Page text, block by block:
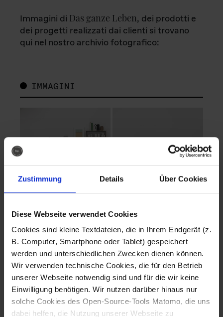
Zustimmung Details Über Cookies
Diese Webseite verwendet Cookies
Cookies sind kleine Textdateien, die in Ihrem Endgerät (z.
B. Computer, Smartphone oder Tablet) gespeichert
werden und unterschiedlichen Zwecken dienen können.
Wir verwenden technische Cookies, die für den Betrieb
unserer Webseite notwendig sind und für die wir keine
Einwilligung benötigen. Wir nutzen darüber hinaus nur
solche Cookies des Open-Source-Tools Matomo, die uns
dabei helfen, die Nutzung unserer Webseite zu
Immagini di Das ganze Leben, dei prodotti e
dei progetti realizzati dai clienti si trovano
qui nel nostro archivio fotografico:
IMMAGINI
Fotografo: Lorenz
Sternbach
Download
Fotografo: Lorenz
Sternbach
Download